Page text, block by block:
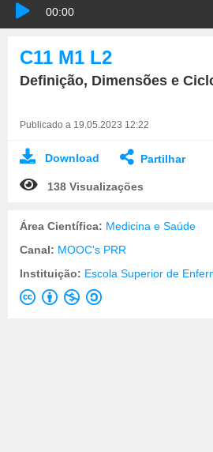
00:00
C11 M1 L2
Definição, Dimensões e
Publicado a 19.05.2023 12:22
Download Partilhar
138 Visualizações
Área Científica: Medicina e Saúde
Canal: MOOC's PRR
Instituição: Escola Superior de